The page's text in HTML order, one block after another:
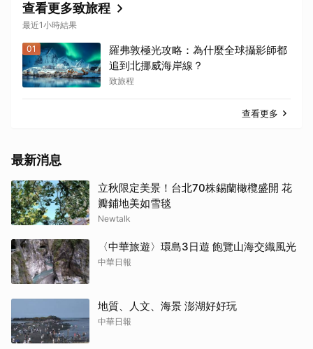
查看更多致旅程
最近1小時結果
01
羅弗敦極光攻略：為什麼全球攝影師都
追到北挪威海岸線？
致旅程
查看更多
最新消息
立秋限定美景！台北70株錫蘭橄欖盛開 花
瓣鋪地美如雪毯
Newtalk
〈中華旅遊〉環島3日遊 飽覽山海交織風光
中華日報
地質、人文、海景 澎湖好好玩
中華日報